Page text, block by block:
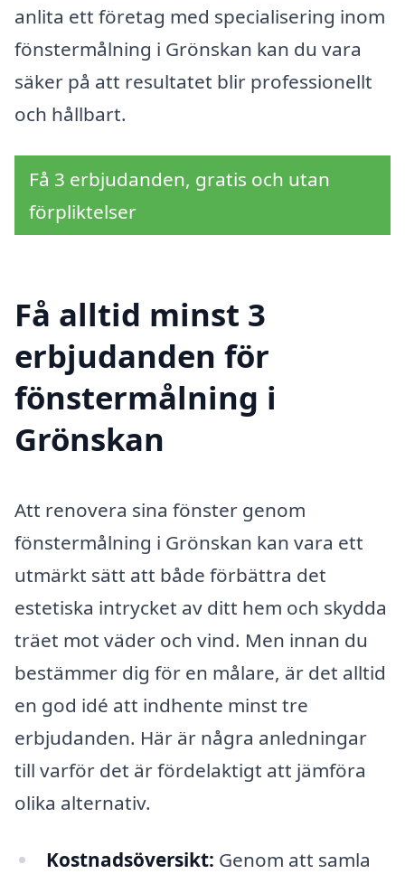
anlita ett företag med specialisering inom
fönstermålning i Grönskan kan du vara
säker på att resultatet blir professionellt
och hållbart.
Få 3 erbjudanden, gratis och utan
förpliktelser
Få alltid minst 3
erbjudanden för
fönstermålning i
Grönskan
Att renovera sina fönster genom
fönstermålning i Grönskan kan vara ett
utmärkt sätt att både förbättra det
estetiska intrycket av ditt hem och skydda
träet mot väder och vind. Men innan du
bestämmer dig för en målare, är det alltid
en god idé att indhente minst tre
erbjudanden. Här är några anledningar
till varför det är fördelaktigt att jämföra
olika alternativ.
Kostnadsöversikt: Genom att samla